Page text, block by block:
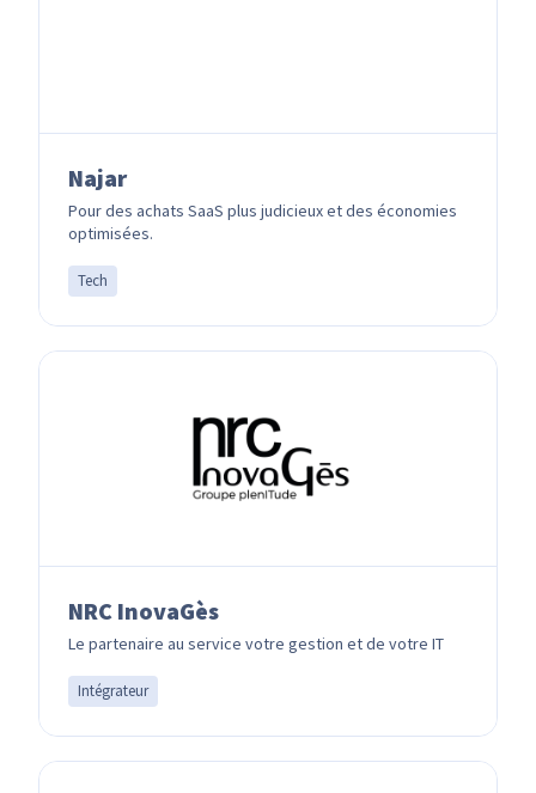
Najar
Pour des achats SaaS plus judicieux et des économies
optimisées.
Tech
NRC InovaGès
Le partenaire au service votre gestion et de votre IT
Intégrateur